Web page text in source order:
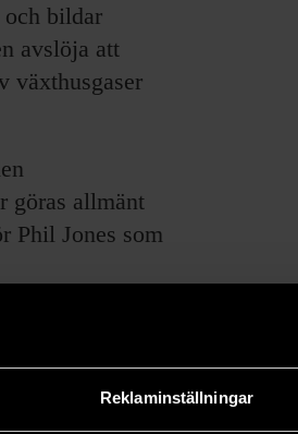
Reklaminställningar
och bildar
avslöja att
växthusgaser
göras allmänt
Phil Jones som